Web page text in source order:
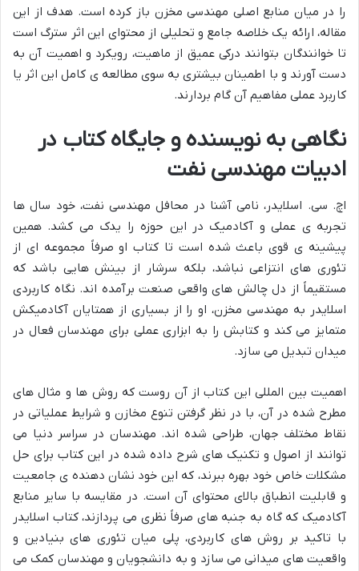
را در میان منابع اصلی مهندسی مخزن باز کرده است. هدف از این
مقاله، ارائه یک خلاصه جامع و تحلیلی از محتوای این اثر سترگ است
تا خوانندگان بتوانند درکی عمیق از ماهیت، رویکرد و اهمیت آن به
دست آورند و با اطمینان بیشتری به سوی مطالعه ی کامل این اثر یا
کاربرد عملی مفاهیم آن گام بردارند.
نگاهی به نویسنده و جایگاه کتاب در
ادبیات مهندسی نفت
اچ. سی. اسلایدر، نامی آشنا در محافل مهندسی نفت، خود سال ها
تجربه ی عملی و آکادمیک در این حوزه را یدک می کشد. همین
پیشینه ی قوی باعث شده است تا کتاب او صرفاً مجموعه ای از
تئوری های انتزاعی نباشد، بلکه سرشار از بینش هایی باشد که
مستقیماً از دل چالش های واقعی صنعت برآمده اند. نگاه کاربردی
اسلایدر به مهندسی مخزن، او را از بسیاری از همتایان آکادمیکش
متمایز می کند و کتابش را به ابزاری عملی برای مهندسان فعال در
میدان تبدیل می سازد.
اهمیت بین المللی این کتاب از آن روست که روش ها و مثال های
مطرح شده در آن، با در نظر گرفتن تنوع مخازن و شرایط عملیاتی در
نقاط مختلف جهان، طراحی شده اند. مهندسان در سراسر دنیا می
توانند از اصول و تکنیک های شرح داده شده در این کتاب برای حل
مشکلات خاص خود بهره ببرند، که این خود نشان دهنده ی جامعیت
و قابلیت انطباق بالای محتوای آن است. در مقایسه با سایر منابع
آکادمیک که گاه به جنبه های صرفاً نظری می پردازند، کتاب اسلایدر
با تاکید بر روش های کاربردی، پلی میان تئوری های بنیادین و
واقعیت های میدانی می سازد و به دانشجویان و مهندسان کمک می